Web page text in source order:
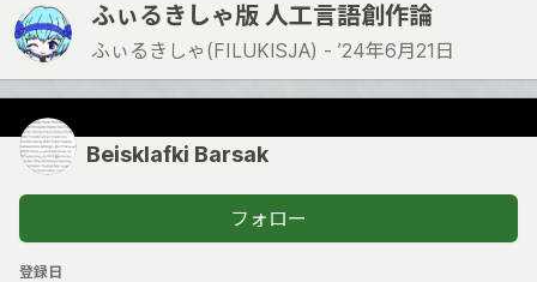
ふぃるきしゃ版 人工言語創作論
ふぃるきしゃ(FILUKISJA) - ’24年6月21日
Beisklafki Barsak
フォロー
登録日